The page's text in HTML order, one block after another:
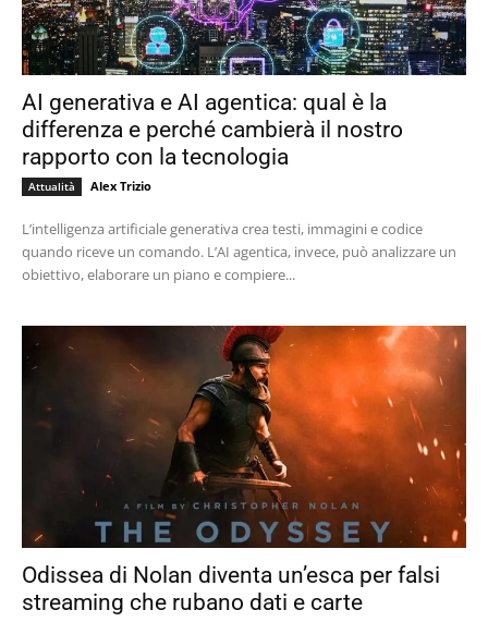
AI generativa e AI agentica: qual è la
differenza e perché cambierà il nostro
rapporto con la tecnologia
Attualità Alex Trizio
L’intelligenza artificiale generativa crea testi, immagini e codice
quando riceve un comando. L’AI agentica, invece, può analizzare un
obiettivo, elaborare un piano e compiere...
Odissea di Nolan diventa un’esca per falsi
streaming che rubano dati e carte